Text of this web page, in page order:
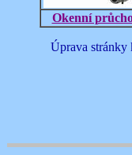
Okenní
Úprava stránky